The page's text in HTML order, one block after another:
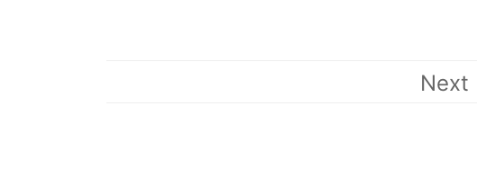
Next